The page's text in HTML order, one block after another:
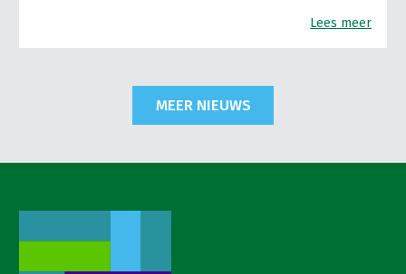
Lees meer
MEER NIEUWS